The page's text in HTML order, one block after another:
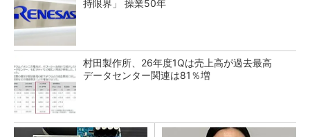
持限界」 操業50年
村田製作所、26年度1Qは売上高が過去最高
データセンター関連は81％増